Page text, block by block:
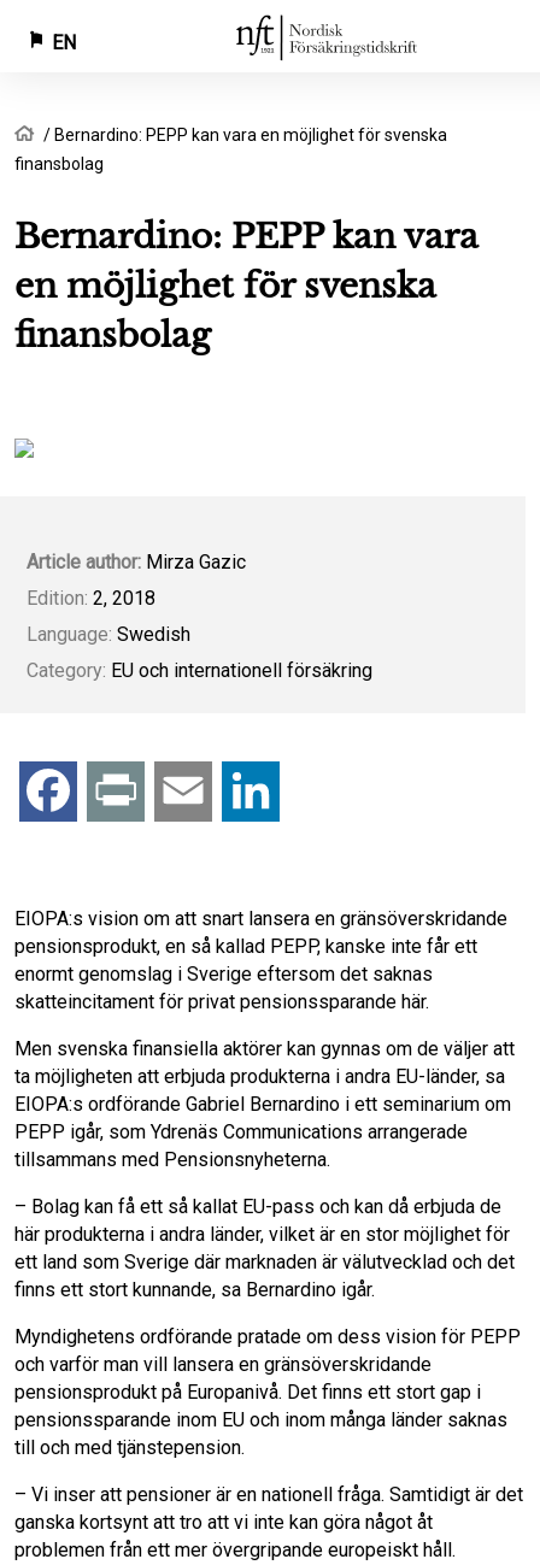
Skip
to
content
EN
Breadcrumb
Home
Bernardino: PEPP kan vara en möjlighet för svenska
finansbolag
Bernardino: PEPP kan vara
en möjlighet för svenska
finansbolag
Article author: Mirza Gazic
Edition: 2, 2018
Language: Swedish
Category: EU och internationell försäkring
o
o
k
n
d
I
EIOPA:s vision om att snart lansera en gränsöverskridande
pensionsprodukt, en så kallad PEPP, kanske inte får ett
enormt genomslag i Sverige eftersom det saknas
skatteincitament för privat pensionssparande här.
Men svenska finansiella aktörer kan gynnas om de väljer att
ta möjligheten att erbjuda produkterna i andra EU-länder, sa
EIOPA:s ordförande Gabriel Bernardino i ett seminarium om
PEPP igår, som Ydrenäs Communications arrangerade
tillsammans med Pensionsnyheterna.
– Bolag kan få ett så kallat EU-pass och kan då erbjuda de
här produkterna i andra länder, vilket är en stor möjlighet för
ett land som Sverige där marknaden är välutvecklad och det
finns ett stort kunnande, sa Bernardino igår.
Myndighetens ordförande pratade om dess vision för PEPP
och varför man vill lansera en gränsöverskridande
pensionsprodukt på Europanivå. Det finns ett stort gap i
pensionssparande inom EU och inom många länder saknas
till och med tjänstepension.
– Vi inser att pensioner är en nationell fråga. Samtidigt är det
ganska kortsynt att tro att vi inte kan göra något åt
problemen från ett mer övergripande europeiskt håll.